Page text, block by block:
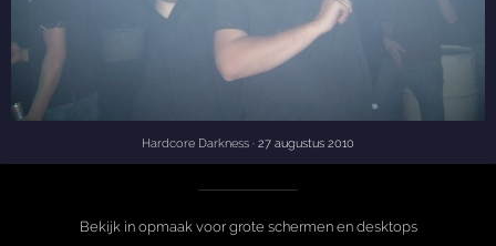
Hardcore Darkness · 27 augustus 2010
Bekijk in opmaak voor grote schermen en desktops